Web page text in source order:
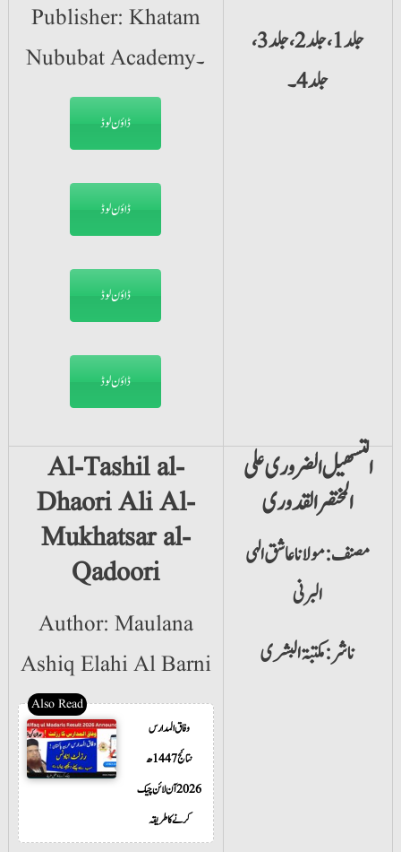
Publisher: Khatam
Nububat Academy۔
ڈاؤن لوڈ
ڈاؤن لوڈ
ڈاؤن لوڈ
ڈاؤن لوڈ
جلد 1، جلد 2، جلد 3،
جلد4۔
Al-Tashil al-
Dhaori Ali Al-
Mukhatsar al-
Qadoori
Author: Maulana
Ashiq Elahi Al Barni
وفاق المدارس
نتائج 1447ھ
2026 آن لائن چیک
کرنے کا طریقہ
التسھیل الضروری علی
المختصر القدوری
مصنف: مولانا عاشق الہی
البرنی
ناشر: مکتبۃ البشری